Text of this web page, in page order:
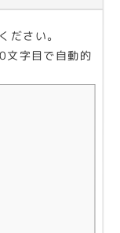
ださい。
文字目で自動的